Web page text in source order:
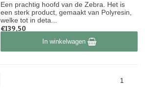
Een prachtig hoofd van de Zebra. Het is
een sterk product, gemaakt van Polyresin,
welke tot in deta...
€139,50
Op voorraadIn winkelwagen
1